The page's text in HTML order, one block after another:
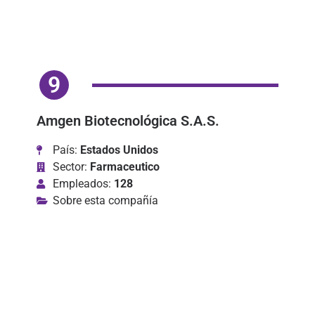
9
Amgen Biotecnológica S.A.S.
País: Estados Unidos
Sector: Farmaceutico
Empleados: 128
Sobre esta compañía